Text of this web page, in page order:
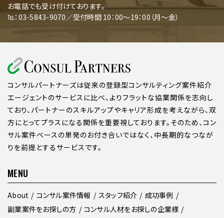
お電話でも受け付けております。
℡：03-5843-9070／受付時間 10：00～19：00（月～金）
コンサルパートナーズは従来の登録型コンサルティング案件紹介
エージェントのサービスに比べ、よりフラットな協業関係を志向し
ており、パートナーのスキルアップやキャリア形成を考えながら、双
方にとってプラスになる関係を重要視しております。そのため、コン
サル案件ベースの単発のお付き合いではなく、中長期的なつなが
りを前提とするサービスです。
MENU
About コンサル案件情報 スタッフ紹介
成功事例
副業案件をお探しの方
コンサル人材をお探しの企業様